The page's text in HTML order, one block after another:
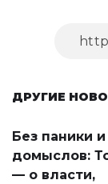
ДРУГИЕ
Без паники и
домыслов:
— о власти,